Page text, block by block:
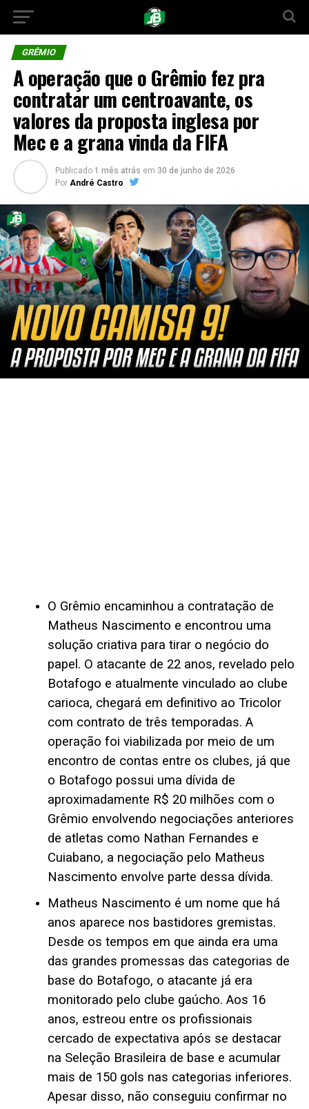
GRÊMIO
A operação que o Grêmio fez pra
contratar um centroavante, os
valores da proposta inglesa por
Mec e a grana vinda da FIFA
Publicado 1 mês atrás em 30 de junho de 2026
Por André Castro
O Grêmio encaminhou a contratação de
Matheus Nascimento e encontrou uma
solução criativa para tirar o negócio do
papel. O atacante de 22 anos, revelado pelo
Botafogo e atualmente vinculado ao clube
carioca, chegará em definitivo ao Tricolor
com contrato de três temporadas. A
operação foi viabilizada por meio de um
encontro de contas entre os clubes, já que
o Botafogo possui uma dívida de
aproximadamente R$ 20 milhões com o
Grêmio envolvendo negociações anteriores
de atletas como Nathan Fernandes e
Cuiabano, a negociação pelo Matheus
Nascimento envolve parte dessa dívida.
Matheus Nascimento é um nome que há
anos aparece nos bastidores gremistas.
Desde os tempos em que ainda era uma
das grandes promessas das categorias de
base do Botafogo, o atacante já era
monitorado pelo clube gaúcho. Aos 16
anos, estreou entre os profissionais
cercado de expectativa após se destacar
na Seleção Brasileira de base e acumular
mais de 150 gols nas categorias inferiores.
Apesar disso, não conseguiu confirmar no